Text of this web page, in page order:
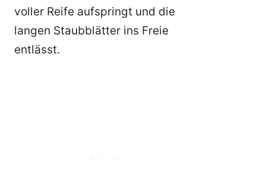
voller Reife aufspringt und die
langen Staubblätter ins Freie
entlässt.